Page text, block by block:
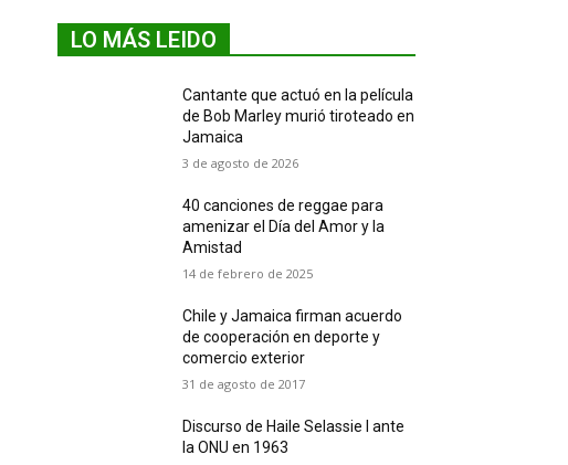
LO MÁS LEIDO
Cantante que actuó en la película
de Bob Marley murió tiroteado en
Jamaica
3 de agosto de 2026
40 canciones de reggae para
amenizar el Día del Amor y la
Amistad
14 de febrero de 2025
Chile y Jamaica firman acuerdo
de cooperación en deporte y
comercio exterior
31 de agosto de 2017
Discurso de Haile Selassie I ante
la ONU en 1963